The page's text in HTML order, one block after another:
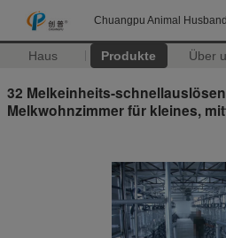
Chuangpu Animal
Haus Produkte Über
32 Melkeinheits-
Melkwohnzimmer für kleines,